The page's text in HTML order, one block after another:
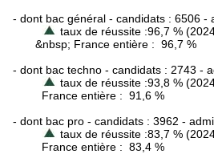
- dont bac général - candidats : 6506 -
taux de réussite :96,7 %
&nbsp; France entière : 96,7 %
- dont bac techno - candidats : 2743 -
taux de réussite :93,8 %
France entière : 91,6 %
- dont bac pro - candidats : 3962 -
taux de réussite :83,7 %
France entière : 83,4 %